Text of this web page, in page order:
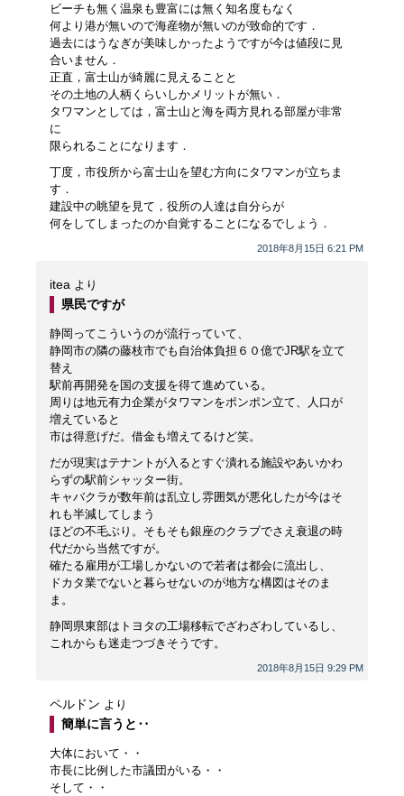
2018年8月15日 6:21 PM
ビーチも無く温泉も豊富には無く知名度もなく
何より港が無いので海産物が無いのが致命的です．
過去にはうなぎが美味しかったようですが今は値段に見
合いません．
正直，富士山が綺麗に見えることと
その土地の人柄くらいしかメリットが無い．
タワマンとしては，富士山と海を両方見れる部屋が非常
に
限られることになります．
丁度，市役所から富士山を望む方向にタワマンが立ちま
す．
建設中の眺望を見て，役所の人達は自分らが
何をしてしまったのか自覚することになるでしょう．
itea より
2018年8月15日 9:29 PM
県民ですが
静岡ってこういうのが流行っていて、
静岡市の隣の藤枝市でも自治体負担６０億でJR駅を立て
替え
駅前再開発を国の支援を得て進めている。
周りは地元有力企業がタワマンをポンポン立て、人口が
増えていると
市は得意げだ。借金も増えてるけど笑。
だが現実はテナントが入るとすぐ潰れる施設やあいかわ
らずの駅前シャッター街。
キャバクラが数年前は乱立し雰囲気が悪化したが今はそ
れも半減してしまう
ほどの不毛ぶり。そもそも銀座のクラブでさえ衰退の時
代だから当然ですが。
確たる雇用が工場しかないので若者は都会に流出し、
ドカタ業でないと暮らせないのが地方な構図はそのま
ま。
静岡県東部はトヨタの工場移転でざわざわしているし、
これからも迷走つづきそうです。
ペルドン より
簡単に言うと‥
大体において・・
市長に比例した市議団がいる・・
そして・・